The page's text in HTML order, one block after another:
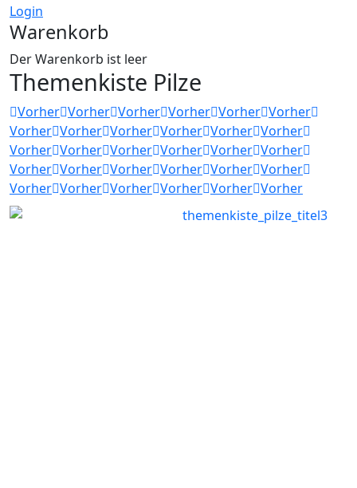
Login
Warenkorb
Der Warenkorb ist leer
Themenkiste Pilze
Vorher Vorher Vorher Vorher Vorher Vorher
Vorher Vorher Vorher Vorher Vorher Vorher
Vorher Vorher Vorher Vorher Vorher Vorher
Vorher Vorher Vorher Vorher Vorher Vorher
Vorher Vorher Vorher Vorher Vorher Vorher